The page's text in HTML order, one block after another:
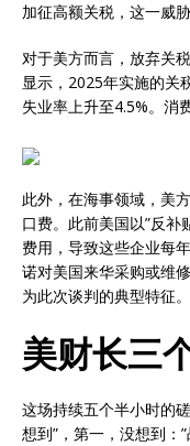
加征高额关税，这一威
对于美方而言，放弃关
显示，2025年实施的关
失业率上升至4.5%。消
此外，在海事领域，美
口费。此前美国以”反补
费用，导致这些企业每
诺对美国来华采购或维
为此次谈判的典型特征。
美财长三
这场持续五个半小时的
想到”，第一，没想到：